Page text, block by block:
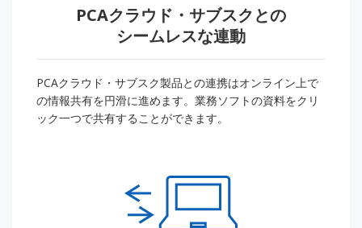
PCAクラウド・サブスクとの
シームレスな連動
PCAクラウド・サブスク製品との連携はオンライン上で
の情報共有を円滑に進めます。業務ソフトの資料をクリ
ック一つで共有することができます。